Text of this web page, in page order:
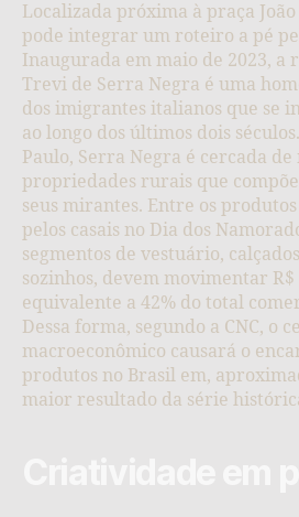
Localizada próxima à praça
pode integrar um roteiro a pé
Inaugurada em maio de 2023, a
Trevi de Serra Negra é uma
dos imigrantes italianos que se
ao longo dos últimos dois
Paulo, Serra Negra é cercada de
propriedades rurais que
seus mirantes. Entre os
pelos casais no Dia dos
segmentos de vestuário,
sozinhos, devem movimentar R$
equivalente a 42% do total
Dessa forma, segundo a CNC, o
macroeconômico causará o
produtos no Brasil em,
maior resultado da série